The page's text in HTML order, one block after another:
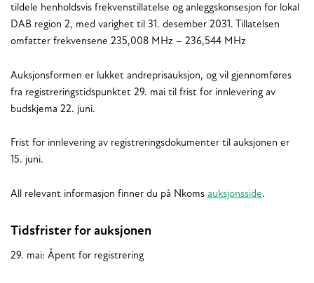
tildele henholdsvis frekvenstillatelse og anleggskonsesjon for lokal
DAB region 2, med varighet til 31. desember 2031. Tillatelsen
omfatter frekvensene 235,008 MHz – 236,544 MHz
Auksjonsformen er lukket andreprisauksjon, og vil gjennomføres
fra registreringstidspunktet 29. mai til frist for innlevering av
budskjema 22. juni.
Frist for innlevering av registreringsdokumenter til auksjonen er
15. juni.
All relevant informasjon finner du på Nkoms auksjonsside.
Tidsfrister for auksjonen
29. mai: Åpent for registrering